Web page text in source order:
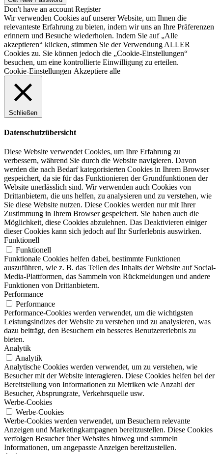
Don't have an account Register
Wir verwenden Cookies auf unserer Website, um Ihnen die
relevanteste Erfahrung zu bieten, indem wir uns an Ihre Präferenzen
erinnern und Besuche wiederholen. Indem Sie auf „Alle
akzeptieren“ klicken, stimmen Sie der Verwendung ALLER
Cookies zu. Sie können jedoch die „Cookie-Einstellungen“
besuchen, um eine kontrollierte Einwilligung zu erteilen.
Cookie-Einstellungen Akzeptiere alle
Schließen
Datenschutzübersicht
Diese Website verwendet Cookies, um Ihre Erfahrung zu
verbessern, während Sie durch die Website navigieren. Davon
werden die nach Bedarf kategorisierten Cookies in Ihrem Browser
gespeichert, da sie für das Funktionieren der Grundfunktionen der
Website unerlässlich sind. Wir verwenden auch Cookies von
Drittanbietern, die uns helfen, zu analysieren und zu verstehen, wie
Sie diese Website nutzen. Diese Cookies werden nur mit Ihrer
Zustimmung in Ihrem Browser gespeichert. Sie haben auch die
Möglichkeit, diese Cookies abzulehnen. Das Deaktivieren einiger
dieser Cookies kann sich jedoch auf Ihr Surferlebnis auswirken.
Funktionell
Funktionell
Funktionale Cookies helfen dabei, bestimmte Funktionen
auszuführen, wie z. B. das Teilen des Inhalts der Website auf Social-
Media-Plattformen, das Sammeln von Rückmeldungen und andere
Funktionen von Drittanbietern.
Performance
Performance
Performance-Cookies werden verwendet, um die wichtigsten
Leistungsindizes der Website zu verstehen und zu analysieren, was
dazu beiträgt, den Besuchern ein besseres Benutzererlebnis zu
bieten.
Analytik
Analytik
Analytische Cookies werden verwendet, um zu verstehen, wie
Besucher mit der Website interagieren. Diese Cookies helfen bei der
Bereitstellung von Informationen zu Metriken wie Anzahl der
Besucher, Absprungrate, Verkehrsquelle usw.
Werbe-Cookies
Werbe-Cookies
Werbe-Cookies werden verwendet, um Besuchern relevante
Anzeigen und Marketingkampagnen bereitzustellen. Diese Cookies
verfolgen Besucher über Websites hinweg und sammeln
Informationen, um angepasste Anzeigen bereitzustellen.